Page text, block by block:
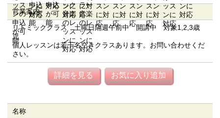
営業案内
リトミッククラス 土曜日隔週午前中 開講中 対象1,2,3歳
児
個人レッスンは若干名空きクラスあります。お問い合わせくだ
さい。
詳細を見る お気に入り追加
名称